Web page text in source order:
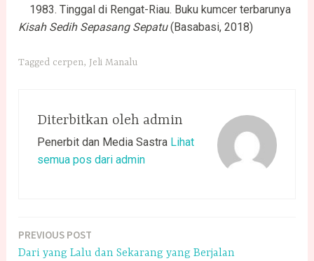
1983. Tinggal di Rengat-Riau. Buku kumcer terbarunya
Kisah Sedih Sepasang Sepatu(Basabasi, 2018)
Tagged cerpen, Jeli Manalu
Diterbitkan oleh admin
Penerbit dan Media Sastra Lihat
semua pos dari admin
Navigasi
PREVIOUS POST
Dari yang Lalu dan Sekarang yang Berjalan